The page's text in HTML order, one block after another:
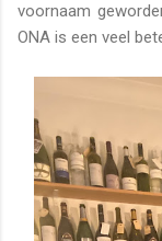
voornaam
ONA is een veel